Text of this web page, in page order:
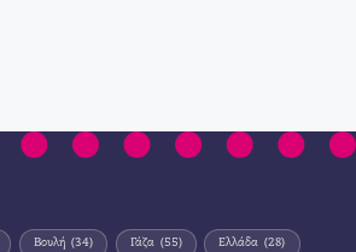
Βουλή (34) Γάζα (55) Ελλάδα (28)